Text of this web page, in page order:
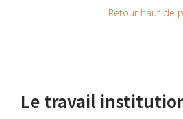
Retour haut de
Le travail